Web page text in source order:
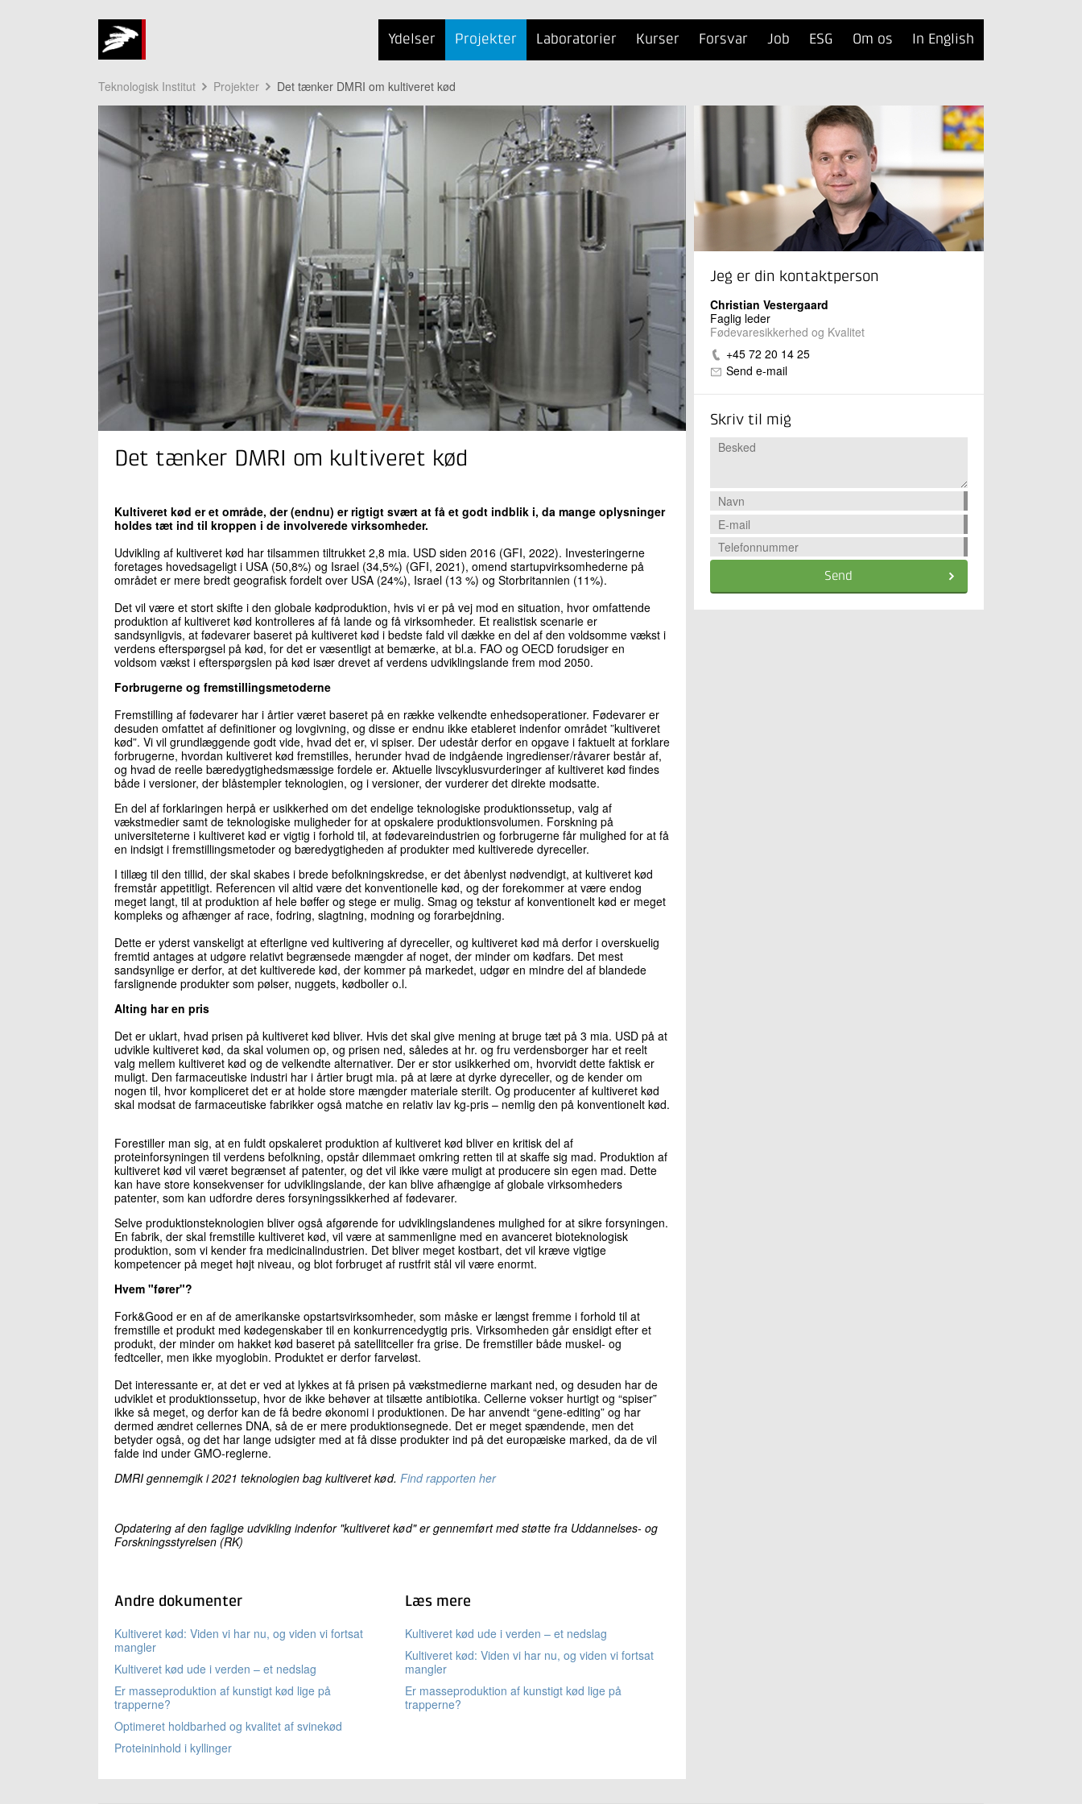
Ydelser Projekter Laboratorier Kurser Forsvar Job ESG Om os In English
Teknologisk Institut Projekter Det tænker DMRI om kultiveret kød
Det tænker DMRI om kultiveret kød
Kultiveret kød er et område, der (endnu) er rigtigt svært at få et godt indblik i, da mange oplysninger
holdes tæt ind til kroppen i de involverede virksomheder.
Udvikling af kultiveret kød har tilsammen tiltrukket 2,8 mia. USD siden 2016 (GFI, 2022). Investeringerne
foretages hovedsageligt i USA (50,8%) og Israel (34,5%) (GFI, 2021), omend startupvirksomhederne på
området er mere bredt geografisk fordelt over USA (24%), Israel (13 %) og Storbritannien (11%).
Det vil være et stort skifte i den globale kødproduktion, hvis vi er på vej mod en situation, hvor omfattende
produktion af kultiveret kød kontrolleres af få lande og få virksomheder. Et realistisk scenarie er
sandsynligvis, at fødevarer baseret på kultiveret kød i bedste fald vil dække en del af den voldsomme vækst i
verdens efterspørgsel på kød, for det er væsentligt at bemærke, at bl.a. FAO og OECD forudsiger en
voldsom vækst i efterspørgslen på kød især drevet af verdens udviklingslande frem mod 2050.
Forbrugerne og fremstillingsmetoderne
Fremstilling af fødevarer har i årtier været baseret på en række velkendte enhedsoperationer. Fødevarer er
desuden omfattet af definitioner og lovgivning, og disse er endnu ikke etableret indenfor området ”kultiveret
kød”. Vi vil grundlæggende godt vide, hvad det er, vi spiser. Der udestår derfor en opgave i faktuelt at forklare
forbrugerne, hvordan kultiveret kød fremstilles, herunder hvad de indgående ingredienser/råvarer består af,
og hvad de reelle bæredygtighedsmæssige fordele er. Aktuelle livscyklusvurderinger af kultiveret kød findes
både i versioner, der blåstempler teknologien, og i versioner, der vurderer det direkte modsatte.
En del af forklaringen herpå er usikkerhed om det endelige teknologiske produktionssetup, valg af
vækstmedier samt de teknologiske muligheder for at opskalere produktionsvolumen. Forskning på
universiteterne i kultiveret kød er vigtig i forhold til, at fødevareindustrien og forbrugerne får mulighed for at få
en indsigt i fremstillingsmetoder og bæredygtigheden af produkter med kultiverede dyreceller.
I tillæg til den tillid, der skal skabes i brede befolkningskredse, er det åbenlyst nødvendigt, at kultiveret kød
fremstår appetitligt. Referencen vil altid være det konventionelle kød, og der forekommer at være endog
meget langt, til at produktion af hele bøffer og stege er mulig. Smag og tekstur af konventionelt kød er meget
kompleks og afhænger af race, fodring, slagtning, modning og forarbejdning.
Dette er yderst vanskeligt at efterligne ved kultivering af dyreceller, og kultiveret kød må derfor i overskuelig
fremtid antages at udgøre relativt begrænsede mængder af noget, der minder om kødfars. Det mest
sandsynlige er derfor, at det kultiverede kød, der kommer på markedet, udgør en mindre del af blandede
farslignende produkter som pølser, nuggets, kødboller o.l.
Alting har en pris
Det er uklart, hvad prisen på kultiveret kød bliver. Hvis det skal give mening at bruge tæt på 3 mia. USD på at
udvikle kultiveret kød, da skal volumen op, og prisen ned, således at hr. og fru verdensborger har et reelt
valg mellem kultiveret kød og de velkendte alternativer. Der er stor usikkerhed om, hvorvidt dette faktisk er
muligt. Den farmaceutiske industri har i årtier brugt mia. på at lære at dyrke dyreceller, og de kender om
nogen til, hvor kompliceret det er at holde store mængder materiale sterilt. Og producenter af kultiveret kød
skal modsat de farmaceutiske fabrikker også matche en relativ lav kg-pris – nemlig den på konventionelt kød.
Forestiller man sig, at en fuldt opskaleret produktion af kultiveret kød bliver en kritisk del af
proteinforsyningen til verdens befolkning, opstår dilemmaet omkring retten til at skaffe sig mad. Produktion af
kultiveret kød vil været begrænset af patenter, og det vil ikke være muligt at producere sin egen mad. Dette
kan have store konsekvenser for udviklingslande, der kan blive afhængige af globale virksomheders
patenter, som kan udfordre deres forsyningssikkerhed af fødevarer.
Selve produktionsteknologien bliver også afgørende for udviklingslandenes mulighed for at sikre forsyningen.
En fabrik, der skal fremstille kultiveret kød, vil være at sammenligne med en avanceret bioteknologisk
produktion, som vi kender fra medicinalindustrien. Det bliver meget kostbart, det vil kræve vigtige
kompetencer på meget højt niveau, og blot forbruget af rustfrit stål vil være enormt.
Hvem "fører"?
Fork&Good er en af de amerikanske opstartsvirksomheder, som måske er længst fremme i forhold til at
fremstille et produkt med kødegenskaber til en konkurrencedygtig pris. Virksomheden går ensidigt efter et
produkt, der minder om hakket kød baseret på satellitceller fra grise. De fremstiller både muskel- og
fedtceller, men ikke myoglobin. Produktet er derfor farveløst.
Det interessante er, at det er ved at lykkes at få prisen på vækstmedierne markant ned, og desuden har de
udviklet et produktionssetup, hvor de ikke behøver at tilsætte antibiotika. Cellerne vokser hurtigt og “spiser”
ikke så meget, og derfor kan de få bedre økonomi i produktionen. De har anvendt “gene-editing” og har
dermed ændret cellernes DNA, så de er mere produktionsegnede. Det er meget spændende, men det
betyder også, og det har lange udsigter med at få disse produkter ind på det europæiske marked, da de vil
falde ind under GMO-reglerne.
DMRI gennemgik i 2021 teknologien bag kultiveret kød. Find rapporten her
Opdatering af den faglige udvikling indenfor "kultiveret kød" er gennemført med støtte fra Uddannelses- og
Forskningsstyrelsen (RK)
Andre dokumenter
Kultiveret kød: Viden vi har nu, og viden vi fortsat
mangler
Kultiveret kød ude i verden – et nedslag
Er masseproduktion af kunstigt kød lige på
trapperne?
Optimeret holdbarhed og kvalitet af svinekød
Proteininhold i kyllinger
Læs mere
Kultiveret kød ude i verden – et nedslag
Kultiveret kød: Viden vi har nu, og viden vi fortsat
mangler
Er masseproduktion af kunstigt kød lige på
trapperne?
Jeg er din kontaktperson
Christian Vestergaard
Faglig leder
Fødevaresikkerhed og Kvalitet
+45 72 20 14 25
Send e-mail
Skriv til mig
Send